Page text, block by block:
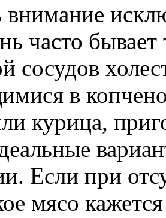
часто бывает
сосудов
в
курица,
Если при
мясо